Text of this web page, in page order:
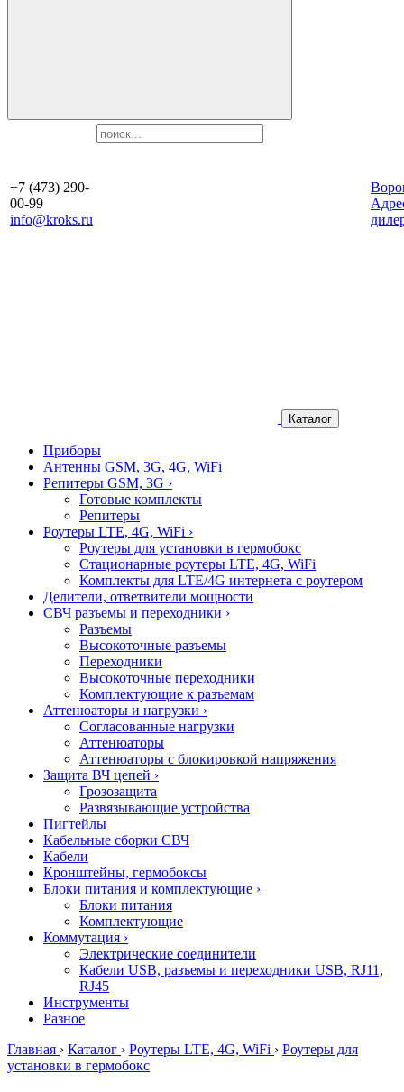
+7 (473) 290-
00-99
info@kroks.ru
Каталог
Приборы
Антенны GSM, 3G, 4G, WiFi
Репитеры GSM, 3G ›
Готовые комплекты
Репитеры
Роутеры LTE, 4G, WiFi ›
Роутеры для установки в гермобокс
Стационарные роутеры LTE, 4G, WiFi
Комплекты для LTE/4G интернета с роутером
Делители, ответвители мощности
СВЧ разъемы и переходники ›
Разъемы
Высокоточные разъемы
Переходники
Высокоточные переходники
Комплектующие к разъемам
Аттенюаторы и нагрузки ›
Согласованные нагрузки
Аттенюаторы
Аттенюаторы с блокировкой напряжения
Защита ВЧ цепей ›
Грозозащита
Развязывающие устройства
Пигтейлы
Кабельные сборки СВЧ
Кабели
Кронштейны, гермобоксы
Блоки питания и комплектующие ›
Блоки питания
Комплектующие
Коммутация ›
Электрические соединители
Кабели USB, разъемы и переходники USB, RJ11,
RJ45
Инструменты
Разное
Главная › Каталог › Роутеры LTE, 4G, WiFi › Роутеры для
установки в гермобокс